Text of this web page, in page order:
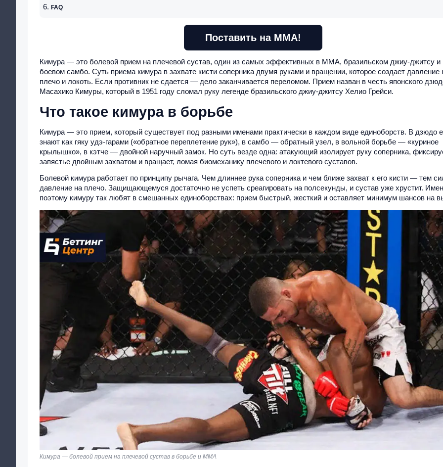
FAQ
Поставить на ММА!
Кимура — это болевой прием на плечевой сустав, один из самых эффективных в ММА, бразильском джиу-джитсу и
боевом самбо. Суть приема кимура в захвате кисти соперника двумя руками и вращении, которое создает давление
плечо и локоть. Если противник не сдается — дело заканчивается переломом. Прием назван в честь японского
Масахико Кимуры, который в 1951 году сломал руку легенде бразильского джиу-джитсу Хелио Грейси.
Что такое кимура в борьбе
Кимура — это прием, который существует под разными именами практически в каждом виде единоборств. В дзюдо
знают как гяку удэ-гарами («обратное переплетение рук»), в самбо — обратный узел, в вольной борьбе — «куриное
крылышко», в кэтче — двойной наручный замок. Но суть везде одна: атакующий изолирует руку соперника,
запястье двойным захватом и вращает, ломая биомеханику плечевого и локтевого суставов.
Болевой кимура работает по принципу рычага. Чем длиннее рука соперника и чем ближе захват к его кисти — тем
давление на плечо. Защищающемуся достаточно не успеть среагировать на полсекунды, и сустав уже хрустит.
поэтому кимуру так любят в смешанных единоборствах: прием быстрый, жесткий и оставляет минимум шансов на
Кимура — болевой прием на плечевой сустав в борьбе и ММА